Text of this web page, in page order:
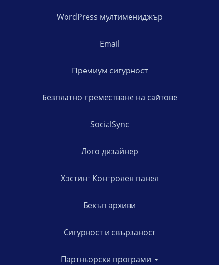
WordPress мултимениджър
Email
Премиум сигурност
Безплатно преместване на сайтове
SocialSync
Лого дизайнер
Хостинг Контролен панел
Бекъп архиви
Сигурност и свързаност
Партньорски програми